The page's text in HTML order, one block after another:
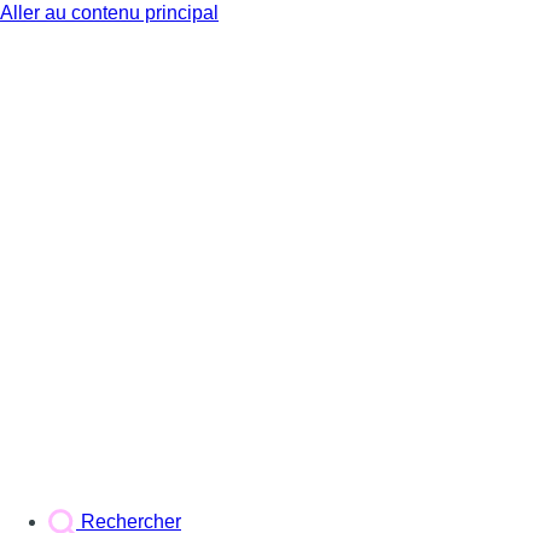
Aller au contenu principal
Rechercher